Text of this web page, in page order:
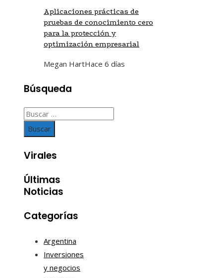
Aplicaciones prácticas de
pruebas de conocimiento cero
para la protección y
optimización empresarial
Megan HartHace 6 días
Búsqueda
Buscar:
Virales
Últimas
Noticias
Categorías
Argentina
Inversiones
y negocios